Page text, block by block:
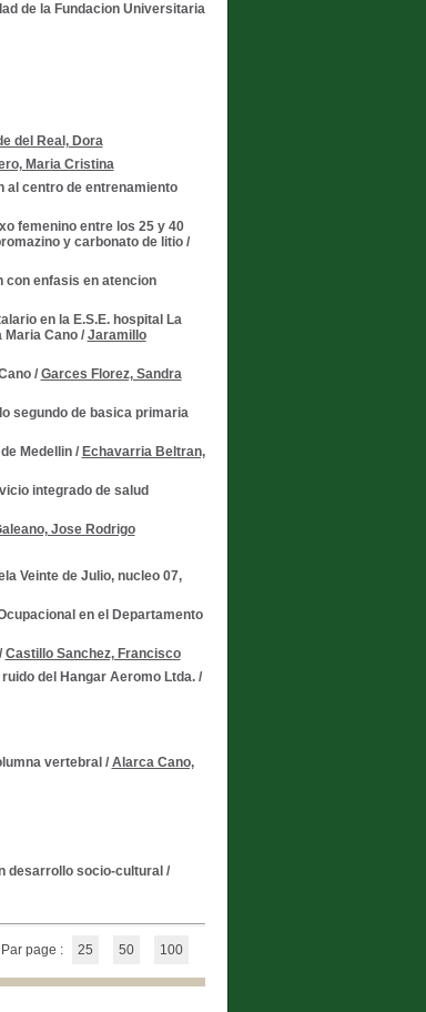
de la Fundacion Universitaria
del Real, Dora
Maria Cristina
al centro de entrenamiento
femenino entre los 25 y 40
y carbonato de litio/
con enfasis en atencion
en la E.S.E. hospital La
Maria Cano/ Jaramillo
/ Garces Florez, Sandra
segundo de basica primaria
Medellin/ Echavarria Beltran,
integrado de salud
Jose Rodrigo
Veinte de Julio, nucleo 07,
en el Departamento
/ Castillo Sanchez, Francisco
del Hangar Aeromo Ltda./
vertebral / Alarca Cano,
desarrollo socio-cultural /
Par page : 25 50 100